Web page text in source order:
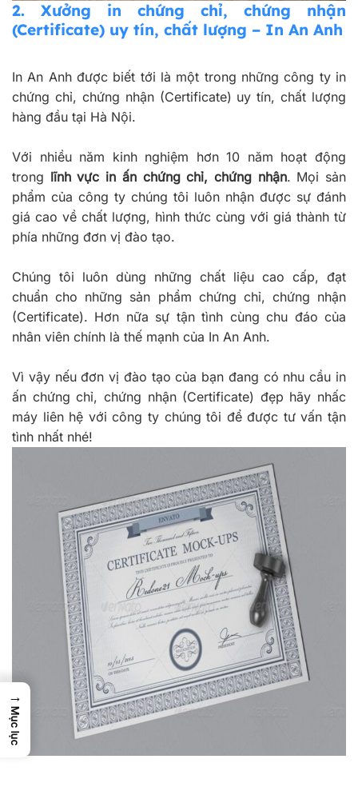
2. Xưởng in chứng chỉ, chứng nhận
(Certificate) uy tín, chất lượng – In An Anh
In An Anh được biết tới là một trong những công ty in
chứng chỉ, chứng nhận (Certificate) uy tín, chất lượng
hàng đầu tại Hà Nội.
Với nhiều năm kinh nghiệm hơn 10 năm hoạt động
trong lĩnh vực in ấn chứng chỉ, chứng nhận. Mọi sản
phẩm của công ty chúng tôi luôn nhận được sự đánh
giá cao về chất lượng, hình thức cùng với giá thành từ
phía những đơn vị đào tạo.
Chúng tôi luôn dùng những chất liệu cao cấp, đạt
chuẩn cho những sản phẩm chứng chỉ, chứng nhận
(Certificate). Hơn nữa sự tận tình cùng chu đáo của
nhân viên chính là thế mạnh của In An Anh.
Vì vậy nếu đơn vị đào tạo của bạn đang có nhu cầu in
ấn chứng chỉ, chứng nhận (Certificate) đẹp hãy nhấc
máy liên hệ với công ty chúng tôi để được tư vấn tận
tình nhất nhé!
→
Mục lục